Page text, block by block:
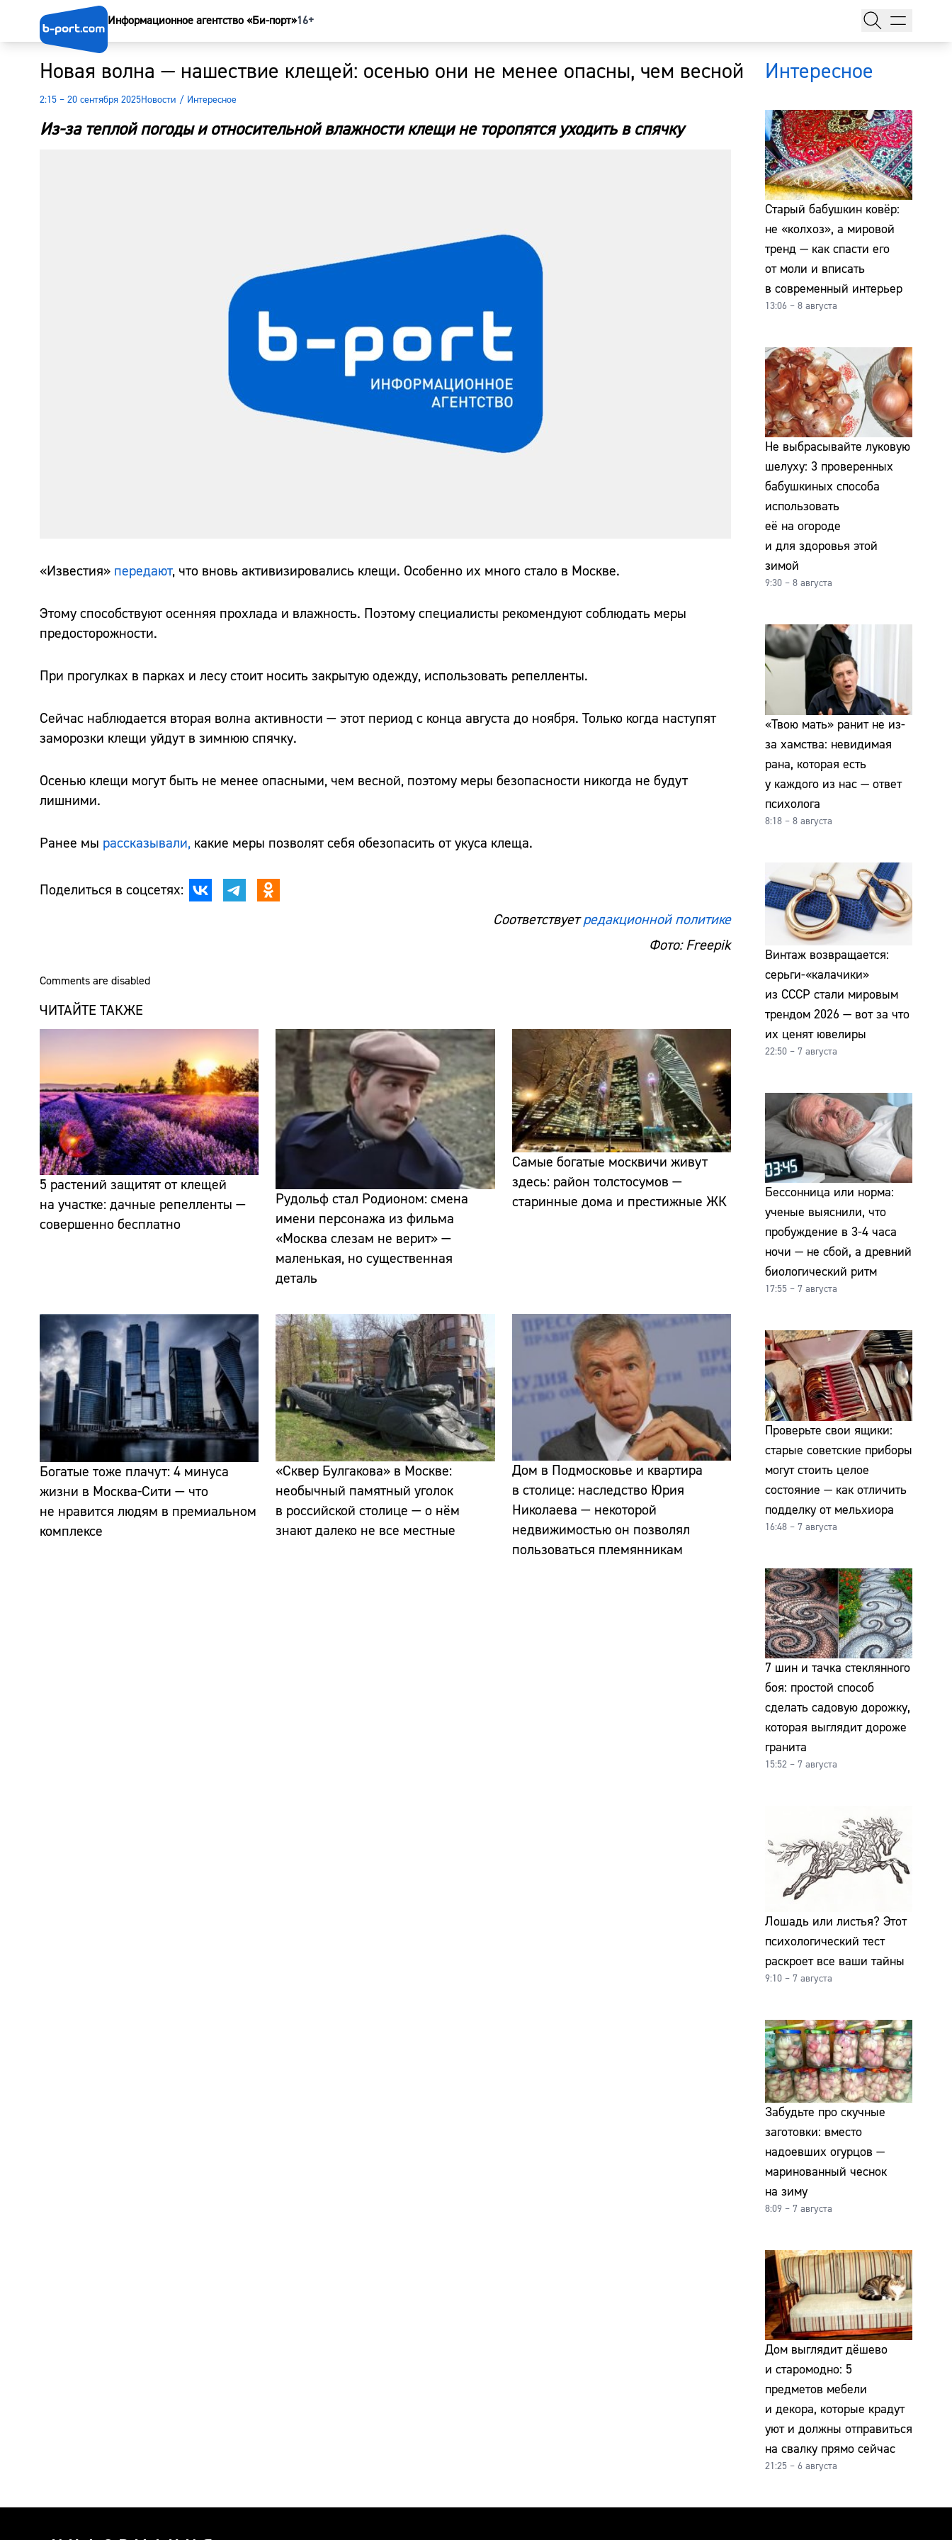
Информационное агентство «Би-порт»16+
Новая волна — нашествие клещей: осенью они не менее опасны, чем весной
2:15 – 20 сентября 2025Новости / Интересное
Из-за теплой погоды и относительной влажности клещи не торопятся уходить в спячку
«Известия» передают, что вновь активизировались клещи. Особенно их много стало в Москве.
Этому способствуют осенняя прохлада и влажность. Поэтому специалисты рекомендуют соблюдать меры
предосторожности.
При прогулках в парках и лесу стоит носить закрытую одежду, использовать репелленты.
Сейчас наблюдается вторая волна активности — этот период с конца августа до ноября. Только когда наступят
заморозки клещи уйдут в зимнюю спячку.
Осенью клещи могут быть не менее опасными, чем весной, поэтому меры безопасности никогда не будут
лишними.
Ранее мы рассказывали, какие меры позволят себя обезопасить от укуса клеща.
Поделиться в соцсетях:
Соответствуетредакционной политике
Фото: Freepik
Comments are disabled
ЧИТАЙТЕ ТАКЖЕ
5 растений защитят от клещей
на участке: дачные репелленты —
совершенно бесплатно
Рудольф стал Родионом: смена
имени персонажа из фильма
«Москва слезам не верит» —
маленькая, но существенная
деталь
Самые богатые москвичи живут
здесь: район толстосумов —
старинные дома и престижные ЖК
Богатые тоже плачут: 4 минуса
жизни в Москва-Сити — что
не нравится людям в премиальном
комплексе
«Сквер Булгакова» в Москве:
необычный памятный уголок
в российской столице — о нём
знают далеко не все местные
Дом в Подмосковье и квартира
в столице: наследство Юрия
Николаева — некоторой
недвижимостью он позволял
пользоваться племянникам
Интересное
Старый бабушкин ковёр:
не «колхоз», а мировой
тренд — как спасти его
от моли и вписать
в современный интерьер
13:06 – 8 августа
Не выбрасывайте луковую
шелуху: 3 проверенных
бабушкиных способа
использовать
её на огороде
и для здоровья этой
зимой
9:30 – 8 августа
«Твою мать» ранит не из-
за хамства: невидимая
рана, которая есть
у каждого из нас — ответ
психолога
8:18 – 8 августа
Винтаж возвращается:
серьги-«калачики»
из СССР стали мировым
трендом 2026 — вот за что
их ценят ювелиры
22:50 – 7 августа
Бессонница или норма:
ученые выяснили, что
пробуждение в 3-4 часа
ночи — не сбой, а древний
биологический ритм
17:55 – 7 августа
Проверьте свои ящики:
старые советские приборы
могут стоить целое
состояние — как отличить
подделку от мельхиора
16:48 – 7 августа
7 шин и тачка стеклянного
боя: простой способ
сделать садовую дорожку,
которая выглядит дороже
гранита
15:52 – 7 августа
Лошадь или листья? Этот
психологический тест
раскроет все ваши тайны
9:10 – 7 августа
Забудьте про скучные
заготовки: вместо
надоевших огурцов —
маринованный чеснок
на зиму
8:09 – 7 августа
Дом выглядит дёшево
и старомодно: 5
предметов мебели
и декора, которые крадут
уют и должны отправиться
на свалку прямо сейчас
21:25 – 6 августа
Новости
Погода
Курсы валют
Сайт:
Адрес:
Телефон: